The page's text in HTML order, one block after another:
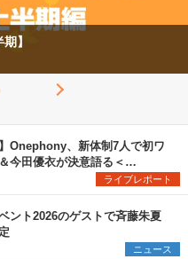
】
Onephony、新体制7人で初ワ
今田優衣が決意語る＜
Oneman Live はじまりの夏
ライブレポート
ント2026のゲストで斉藤朱夏
ニュース